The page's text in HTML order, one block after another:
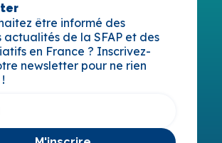
être informé des
actualités de la SFAP et des
en France ? Inscrivez-
newsletter pour ne rien